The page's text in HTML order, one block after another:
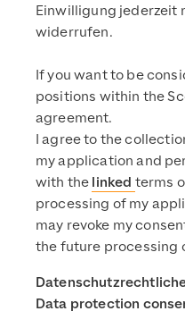
Einwilligung jederzeit
widerrufen.
If you want to be
positions within the
agreement.
I agree to the
my application and
with the linked terms
processing of my
may revoke my
the future processing
Data protection